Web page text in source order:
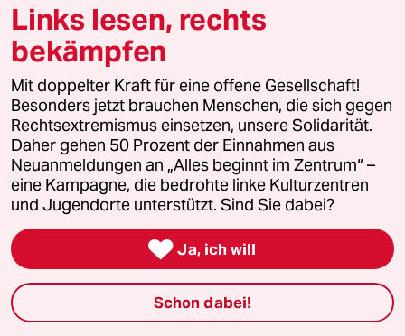
4 Drohnenvorfall am Leipziger Flughafen
Das Zeitalter der elektronischen
Kriegsführung
5 Unfall von CDU-Abgeordnetem
Thomas Bareiß crasht bei voller
Dröhnung
6 Über die geschlechtergerechte Stadt
„Die Stadt ist gemacht für den weißen
Mann in einem Auto“
Links lesen, rechts
bekämpfen
Mit doppelter Kraft für eine offene Gesellschaft!
Besonders jetzt brauchen Menschen, die sich gegen
Rechtsextremismus einsetzen, unsere Solidarität.
Daher gehen 50 Prozent der Einnahmen aus
Neuanmeldungen an „Alles beginnt im Zentrum“ –
eine Kampagne, die bedrohte linke Kulturzentren
und Jugendorte unterstützt. Sind Sie dabei?
 Ja, ich will
Schon dabei!